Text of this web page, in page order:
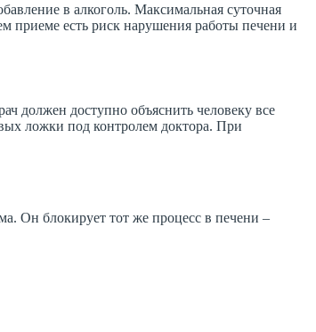
в алкоголь. Максимальная суточная
приеме есть риск нарушения работы печени и
должен доступно объяснить человеку все
ложки под контролем доктора. При
Он блокирует тот же процесс в печени –